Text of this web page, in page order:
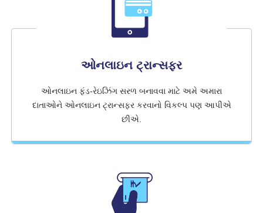
ઓનલાઇન ટ્રાન્સફર
ઓનલાઇન ફંડ-રેઇઝિંગ સરળ બનાવવા માટે અમે અમારા
દાતાઓને ઓનલાઇન ટ્રાન્સફર કરવાનો વિકલ્પ પણ આપીએ
છીએ.